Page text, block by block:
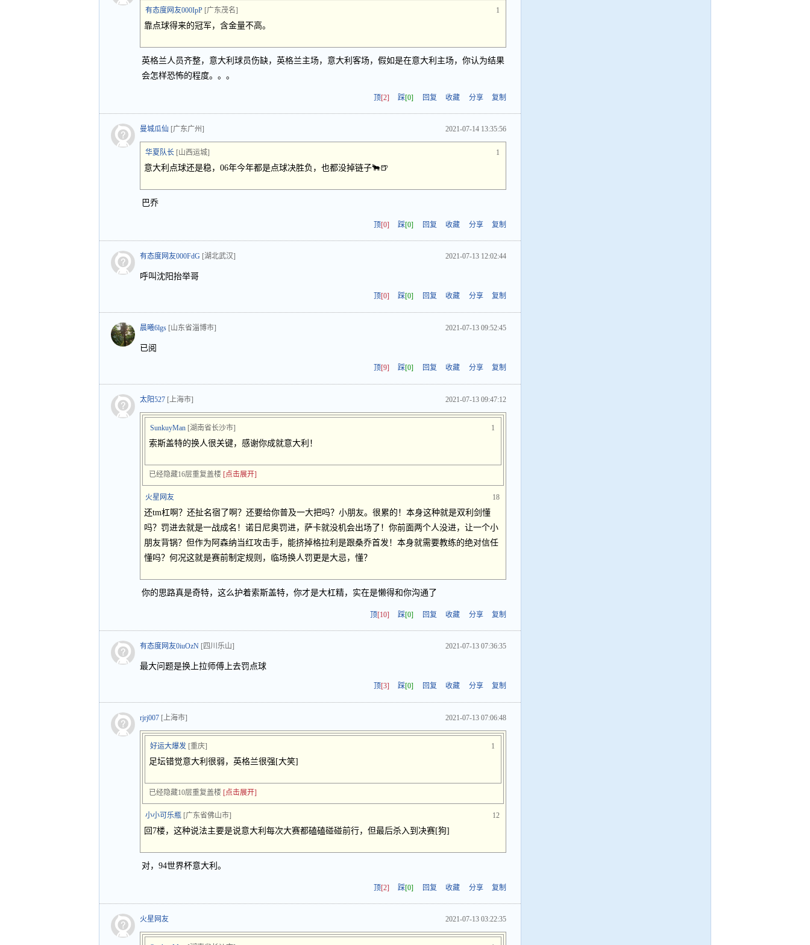
有态度网友000IpP [广东茂名] 1
靠点球得来的冠军，含金量不高。
英格兰人员齐整，意大利球员伤缺，英格兰主场，意大利客场，假如是在意大利主场，你认为结果
会怎样恐怖的程度。。。
顶[2] 踩[0] 回复 收藏 分享 复制
曼城瓜仙 [广东广州] 2021-07-14 13:35:56
华夏队长 [山西运城] 1
意大利点球还是稳，06年今年都是点球决胜负，也都没掉链子🐂🍺
巴乔
顶[0] 踩[0] 回复 收藏 分享 复制
有态度网友000FdG [湖北武汉] 2021-07-13 12:02:44
呼叫沈阳抬举哥
顶[0] 踩[0] 回复 收藏 分享 复制
晨曦6lgs [山东省淄博市] 2021-07-13 09:52:45
已阅
顶[9] 踩[0] 回复 收藏 分享 复制
太阳527 [上海市] 2021-07-13 09:47:12
SunkuyMan [湖南省长沙市] 1
索斯盖特的换人很关键，感谢你成就意大利！
已经隐藏16层重复盖楼 [点击展开]
火星网友 18
还tm杠啊？还扯名宿了啊？还要给你普及一大把吗？小朋友。很累的！本身这种就是双利剑懂
吗？罚进去就是一战成名！诺日尼奥罚进，萨卡就没机会出场了！你前面两个人没进，让一个小
朋友背锅？但作为阿森纳当红攻击手，能挤掉格拉利是跟桑乔首发！本身就需要教练的绝对信任
懂吗？何况这就是赛前制定规则，临场换人罚更是大忌，懂？
你的思路真是奇特，这么护着索斯盖特，你才是大杠精，实在是懒得和你沟通了
顶[10] 踩[0] 回复 收藏 分享 复制
有态度网友0iuOzN [四川乐山] 2021-07-13 07:36:35
最大问题是换上拉师傅上去罚点球
顶[3] 踩[0] 回复 收藏 分享 复制
rjrj007 [上海市] 2021-07-13 07:06:48
好运大爆发 [重庆] 1
足坛错觉意大利很弱，英格兰很强[大笑]
已经隐藏10层重复盖楼 [点击展开]
小小可乐瓶 [广东省佛山市] 12
回7楼，这种说法主要是说意大利每次大赛都磕磕碰碰前行，但最后杀入到决赛[狗]
对，94世界杯意大利。
顶[2] 踩[0] 回复 收藏 分享 复制
火星网友 2021-07-13 03:22:35